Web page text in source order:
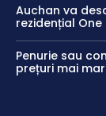
Auchan va
rezidențial
Penurie sau
prețuri mai